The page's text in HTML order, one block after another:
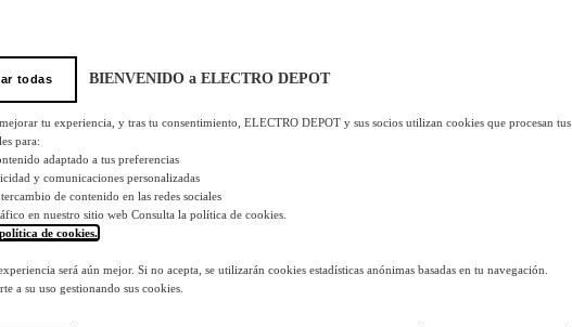
todas BIENVENIDO a ELECTRO DEPOT
tu experiencia, y tras tu consentimiento, ELECTRO DEPOT y sus socios utilizan cookies que procesan tus
para:
adaptado a tus preferencias
y comunicaciones personalizadas
de contenido en las redes sociales
en nuestro sitio web Consulta la política de cookies.
de cookies.
será aún mejor. Si no acepta, se utilizarán cookies estadísticas anónimas basadas en tu navegación.
a su uso gestionando sus cookies.